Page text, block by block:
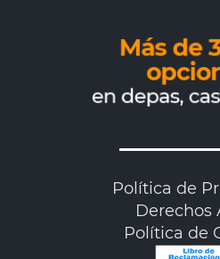
Política de
Derechos
Política de